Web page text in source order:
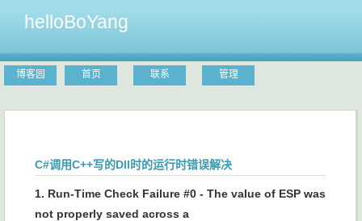
helloBoYang
博客园 首页 联系 管理
C#调用C++写的Dll时的运行时错误解决
1. Run-Time Check Failure #0 - The value of ESP was
not properly saved across a